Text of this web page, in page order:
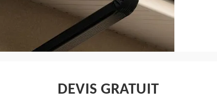
DEVIS GRATUIT